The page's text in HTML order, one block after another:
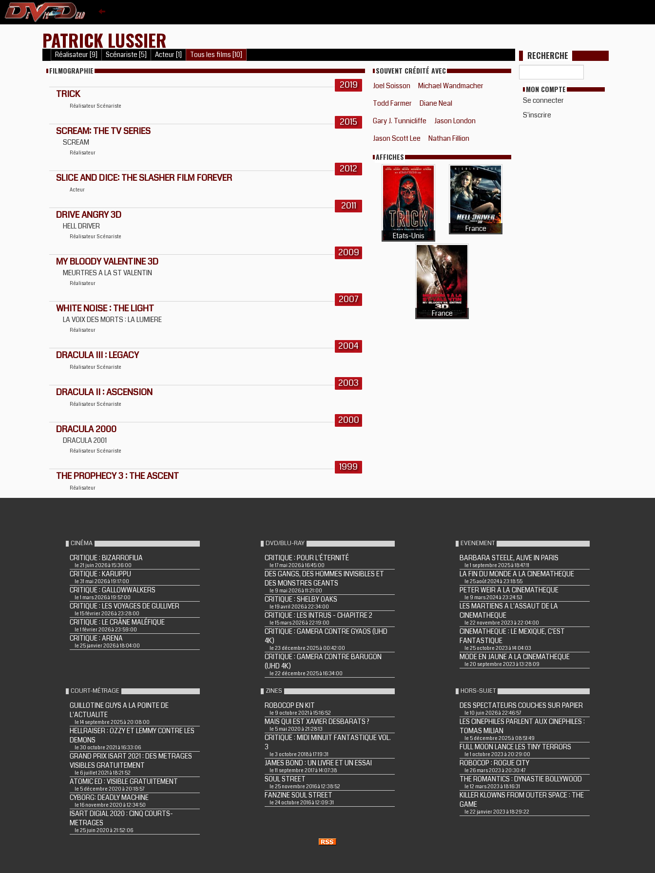
PATRICK LUSSIER
Réalisateur [9] Scénariste [5] Acteur [1] Tous les films [10]
FILMOGRAPHIE
2019
TRICK
Réalisateur Scénariste
2015
SCREAM: THE TV SERIES
SCREAM
Réalisateur
2012
SLICE AND DICE: THE SLASHER FILM FOREVER
Acteur
2011
DRIVE ANGRY 3D
HELL DRIVER
Réalisateur Scénariste
2009
MY BLOODY VALENTINE 3D
MEURTRES A LA ST VALENTIN
Réalisateur
2007
WHITE NOISE : THE LIGHT
LA VOIX DES MORTS : LA LUMIERE
Réalisateur
2004
DRACULA III : LEGACY
Réalisateur Scénariste
2003
DRACULA II : ASCENSION
Réalisateur Scénariste
2000
DRACULA 2000
DRACULA 2001
Réalisateur Scénariste
1999
THE PROPHECY 3 : THE ASCENT
Réalisateur
SOUVENT CRÉDITÉ AVEC
Joel Soisson
Michael Wandmacher
Todd Farmer
Diane Neal
Gary J. Tunnicliffe
Jason London
Jason Scott Lee
Nathan Fillion
AFFICHES
Etats-Unis
France
France
RECHERCHE
MON COMPTE
Se connecter
S'inscrire
CINÉMA
CRITIQUE : BIZARROFILIA
le 21 juin 2026 à 15:36:00
CRITIQUE : KARUPPU
le 31 mai 2026 à 19:17:00
CRITIQUE : GALLOWWALKERS
le 1 mars 2026 à 19:57:00
CRITIQUE : LES VOYAGES DE GULLIVER
le 15 février 2026 à 23:28:00
CRITIQUE : LE CRÂNE MALÉFIQUE
le 1 février 2026 à 23:59:00
CRITIQUE : ARENA
le 25 janvier 2026 à 18:04:00
DVD/BLU-RAY
CRITIQUE : POUR L'ÉTERNITÉ
le 17 mai 2026 à 16:45:00
DES GANGS, DES HOMMES INVISIBLES ET
DES MONSTRES GEANTS
le 9 mai 2026 à 11:21:00
CRITIQUE : SHELBY OAKS
le 19 avril 2026 à 22:34:00
CRITIQUE : LES INTRUS - CHAPITRE 2
le 15 mars 2026 à 22:19:00
CRITIQUE : GAMERA CONTRE GYAOS (UHD
4K)
le 23 décembre 2025 à 00:42:00
CRITIQUE : GAMERA CONTRE BARUGON
(UHD 4K)
le 22 décembre 2025 à 16:34:00
EVENEMENT
BARBARA STEELE, ALIVE IN PARIS
le 1 septembre 2025 à 18:47:11
LA FIN DU MONDE A LA CINEMATHEQUE
le 25 août 2024 à 23:18:55
PETER WEIR A LA CINEMATHEQUE
le 9 mars 2024 à 23:24:53
LES MARTIENS A L'ASSAUT DE LA
CINEMATHEQUE
le 22 novembre 2023 à 22:04:00
CINEMATHEQUE : LE MEXIQUE, C'EST
FANTASTIQUE
le 25 octobre 2023 à 14:04:03
MODE EN JAUNE A LA CINEMATHEQUE
le 20 septembre 2023 à 13:28:09
COURT-MÉTRAGE
GUILLOTINE GUYS A LA POINTE DE
L'ACTUALITE
le 14 septembre 2025 à 20:08:00
HELLRAISER : OZZY ET LEMMY CONTRE LES
DEMONS
le 30 octobre 2021 à 16:33:06
GRAND PRIX ISART 2021 : DES METRAGES
VISIBLES GRATUITEMENT
le 6 juillet 2021 à 18:21:52
ATOMIC ED : VISIBLE GRATUITEMENT
le 5 décembre 2020 à 20:18:57
CYBORG: DEADLY MACHINE
le 16 novembre 2020 à 12:34:50
ISART DIGIAL 2020 : CINQ COURTS-
METRAGES
le 25 juin 2020 à 21:52:06
ZINES
ROBOCOP EN KIT
le 9 octobre 2021 à 15:16:52
MAIS QUI EST XAVIER DESBARATS ?
le 5 mai 2020 à 21:28:13
CRITIQUE : MIDI MINUIT FANTASTIQUE VOL.
3
le 3 octobre 2018 à 17:19:31
JAMES BOND : UN LIVRE ET UN ESSAI
le 11 septembre 2017 à 14:07:38
SOUL STREET
le 25 novembre 2016 à 12:38:52
FANZINE SOUL STREET
le 24 octobre 2016 à 12:09:31
HORS-SUJET
DES SPECTATEURS COUCHES SUR PAPIER
le 10 juin 2026 à 22:46:57
LES CINEPHILES PARLENT AUX CINEPHILES :
TOMAS MILIAN
le 5 décembre 2025 à 08:51:49
FULL MOON LANCE LES TINY TERRORS
le 1 octobre 2023 à 20:29:00
ROBOCOP : ROGUE CITY
le 26 mars 2023 à 20:30:47
THE ROMANTICS : DYNASTIE BOLLYWOOD
le 12 mars 2023 à 18:16:31
KILLER KLOWNS FROM OUTER SPACE : THE
GAME
le 22 janvier 2023 à 18:29:22